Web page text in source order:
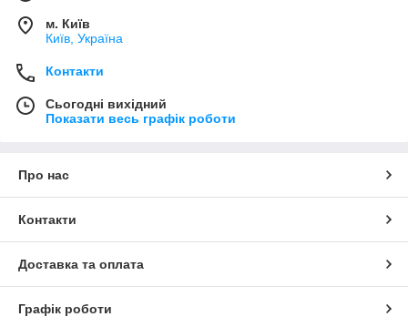
м. Київ
Київ, Україна
Контакти
Сьогодні вихідний
Показати весь графік роботи
Про нас
Контакти
Доставка та оплата
Графік роботи